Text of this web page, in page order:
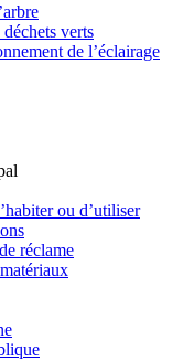
verts
de l’éclairage
ou d’utiliser
réclame